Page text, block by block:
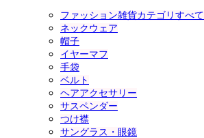
ファッション雑貨カテゴリすべて
ネックウェア
帽子
イヤーマフ
手袋
ベルト
ヘアアクセサリー
サスペンダー
つけ襟
サングラス・眼鏡